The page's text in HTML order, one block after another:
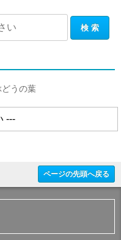
どうの葉
ページの先頭へ戻る